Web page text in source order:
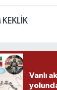
KEKLİK
Vanlı